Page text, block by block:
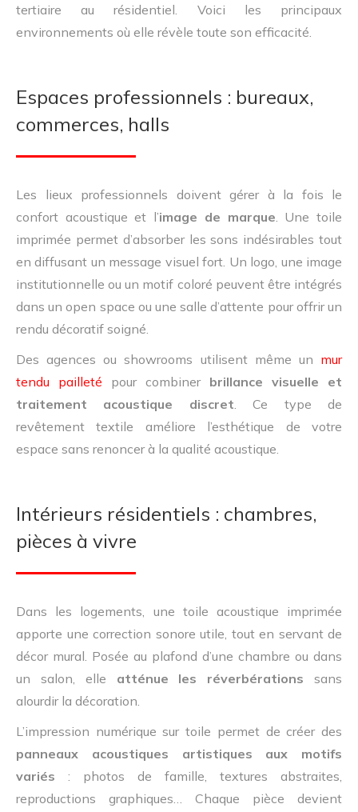
tertiaire au résidentiel. Voici les principaux
environnements où elle révèle toute son efficacité.
Espaces professionnels : bureaux,
commerces, halls
Les lieux professionnels doivent gérer à la fois le
confort acoustique et l’image de marque. Une toile
imprimée permet d’absorber les sons indésirables tout
en diffusant un message visuel fort. Un logo, une image
institutionnelle ou un motif coloré peuvent être intégrés
dans un open space ou une salle d’attente pour offrir un
rendu décoratif soigné.
Des agences ou showrooms utilisent même un mur
tendu pailleté pour combiner brillance visuelle et
traitement acoustique discret. Ce type de
revêtement textile améliore l’esthétique de votre
espace sans renoncer à la qualité acoustique.
Intérieurs résidentiels : chambres,
pièces à vivre
Dans les logements, une toile acoustique imprimée
apporte une correction sonore utile, tout en servant de
décor mural. Posée au plafond d’une chambre ou dans
un salon, elle atténue les réverbérations sans
alourdir la décoration.
L’impression numérique sur toile permet de créer des
panneaux acoustiques artistiques aux motifs
variés : photos de famille, textures abstraites,
reproductions graphiques… Chaque pièce devient